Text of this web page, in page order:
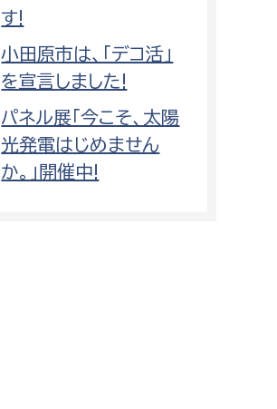
す!
小田原市は、「デコ活」
を宣言しました!
パネル展「今こそ、太陽
光発電はじめません
か。」開催中!